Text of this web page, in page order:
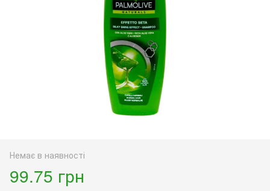
Немає в наявності
99.75 грн